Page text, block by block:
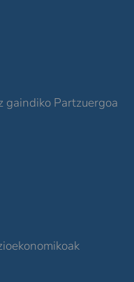
gaindiko Partzuergoa